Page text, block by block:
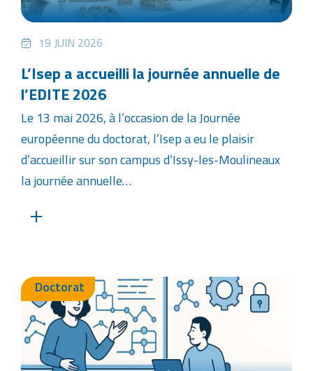
19 JUIN 2026
L’Isep a accueilli la journée annuelle de
l’EDITE 2026
Le 13 mai 2026, à l’occasion de la Journée
européenne du doctorat, l’Isep a eu le plaisir
d’accueillir sur son campus d’Issy-les-Moulineaux
la journée annuelle…
Doctorat